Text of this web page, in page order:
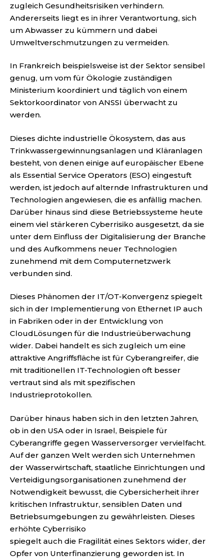
zugleich Gesundheitsrisiken verhindern.
Andererseits liegt es in ihrer Verantwortung, sich
um Abwasser zu kümmern und dabei
Umweltverschmutzungen zu vermeiden.
In Frankreich beispielsweise ist der Sektor sensibel
genug, um vom für Ökologie zuständigen
Ministerium koordiniert und täglich von einem
Sektorkoordinator von ANSSI überwacht zu
werden.
Dieses dichte industrielle Ökosystem, das aus
Trinkwassergewinnungsanlagen und Kläranlagen
besteht, von denen einige auf europäischer Ebene
als Essential Service Operators (ESO) eingestuft
werden, ist jedoch auf alternde Infrastrukturen und
Technologien angewiesen, die es anfällig machen.
Darüber hinaus sind diese Betriebssysteme heute
einem viel stärkeren Cyberrisiko ausgesetzt, da sie
unter dem Einfluss der Digitalisierung der Branche
und des Aufkommens neuer Technologien
zunehmend mit dem Computernetzwerk
verbunden sind.
Dieses Phänomen der IT/OT-Konvergenz spiegelt
sich in der Implementierung von Ethernet IP auch
in Fabriken oder in der Entwicklung von
CloudLösungen für die Industrieüberwachung
wider. Dabei handelt es sich zugleich um eine
attraktive Angriffsfläche ist für Cyberangreifer, die
mit traditionellen IT-Technologien oft besser
vertraut sind als mit spezifischen
Industrieprotokollen.
Darüber hinaus haben sich in den letzten Jahren,
ob in den USA oder in Israel, Beispiele für
Cyberangriffe gegen Wasserversorger vervielfacht.
Auf der ganzen Welt werden sich Unternehmen
der Wasserwirtschaft, staatliche Einrichtungen und
Verteidigungsorganisationen zunehmend der
Notwendigkeit bewusst, die Cybersicherheit ihrer
kritischen Infrastruktur, sensiblen Daten und
Betriebsumgebungen zu gewährleisten. Dieses
erhöhte Cyberrisiko
spiegelt auch die Fragilität eines Sektors wider, der
Opfer von Unterfinanzierung geworden ist. In